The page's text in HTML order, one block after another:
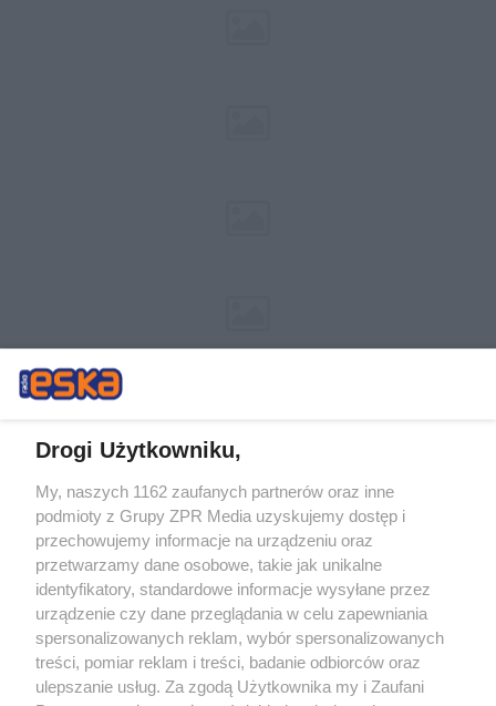
Żaden utwór zamieszczony w serwisie nie może być powielany i
rozpowszechniany lub dalej rozpowszechniany w jakikolwiek sposób (w
tym także elektroniczny lub mechaniczny) na jakimkolwiek polu
eksploatacji w jakiejkolwiek formie, włącznie z umieszczaniem w
Internecie bez pisemnej zgody właściciela praw. Jakiekolwiek użycie lub
wykorzystanie utworów w całości lub w części z naruszeniem prawa,
tzn. bez właściwej zgody, jest zabronione pod groźbą kary i może być
ścigane prawnie.
Drogi Użytkowniku,
My, naszych 1162 zaufanych partnerów oraz inne
podmioty z Grupy ZPR Media uzyskujemy dostęp i
przechowujemy informacje na urządzeniu oraz
przetwarzamy dane osobowe, takie jak unikalne
identyfikatory, standardowe informacje wysyłane przez
urządzenie czy dane przeglądania w celu zapewniania
spersonalizowanych reklam, wybór spersonalizowanych
treści, pomiar reklam i treści, badanie odbiorców oraz
ulepszanie usług. Za zgodą Użytkownika my i Zaufani